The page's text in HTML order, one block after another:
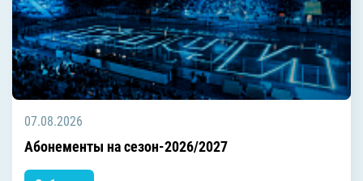
07.08.2026
Абонементы на сезон-2026/2027